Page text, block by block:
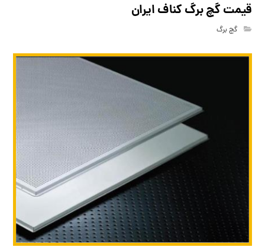
قیمت گچ برگ کناف ایران
گچ برگ